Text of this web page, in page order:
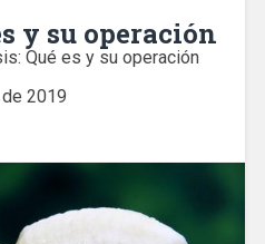
y su operación
Qué es y su operación
2019